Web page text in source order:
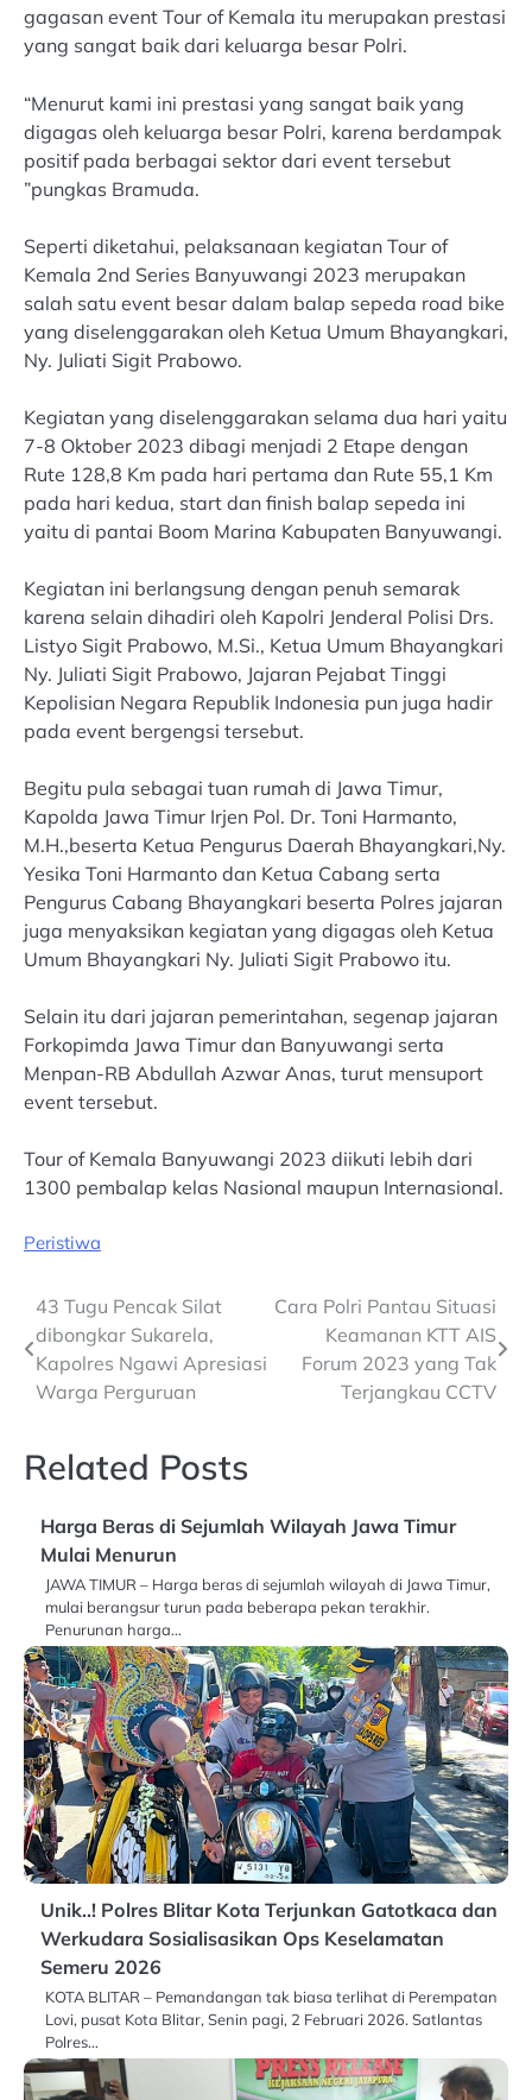
gagasan event Tour of Kemala itu merupakan prestasi
yang sangat baik dari keluarga besar Polri.
“Menurut kami ini prestasi yang sangat baik yang
digagas oleh keluarga besar Polri, karena berdampak
positif pada berbagai sektor dari event tersebut
”pungkas Bramuda.
Seperti diketahui, pelaksanaan kegiatan Tour of
Kemala 2nd Series Banyuwangi 2023 merupakan
salah satu event besar dalam balap sepeda road bike
yang diselenggarakan oleh Ketua Umum Bhayangkari,
Ny. Juliati Sigit Prabowo.
Kegiatan yang diselenggarakan selama dua hari yaitu
7-8 Oktober 2023 dibagi menjadi 2 Etape dengan
Rute 128,8 Km pada hari pertama dan Rute 55,1 Km
pada hari kedua, start dan finish balap sepeda ini
yaitu di pantai Boom Marina Kabupaten Banyuwangi.
Kegiatan ini berlangsung dengan penuh semarak
karena selain dihadiri oleh Kapolri Jenderal Polisi Drs.
Listyo Sigit Prabowo, M.Si., Ketua Umum Bhayangkari
Ny. Juliati Sigit Prabowo, Jajaran Pejabat Tinggi
Kepolisian Negara Republik Indonesia pun juga hadir
pada event bergengsi tersebut.
Begitu pula sebagai tuan rumah di Jawa Timur,
Kapolda Jawa Timur Irjen Pol. Dr. Toni Harmanto,
M.H.,beserta Ketua Pengurus Daerah Bhayangkari,Ny.
Yesika Toni Harmanto dan Ketua Cabang serta
Pengurus Cabang Bhayangkari beserta Polres jajaran
juga menyaksikan kegiatan yang digagas oleh Ketua
Umum Bhayangkari Ny. Juliati Sigit Prabowo itu.
Selain itu dari jajaran pemerintahan, segenap jajaran
Forkopimda Jawa Timur dan Banyuwangi serta
Menpan-RB Abdullah Azwar Anas, turut mensuport
event tersebut.
Tour of Kemala Banyuwangi 2023 diikuti lebih dari
1300 pembalap kelas Nasional maupun Internasional.
Peristiwa
Post
navigation
43 Tugu Pencak Silat
dibongkar Sukarela,
Kapolres Ngawi Apresiasi
Warga Perguruan
Cara Polri Pantau Situasi
Keamanan KTT AIS
Forum 2023 yang Tak
Terjangkau CCTV
Related Posts
Harga Beras di Sejumlah Wilayah Jawa Timur
Mulai Menurun
JAWA TIMUR – Harga beras di sejumlah wilayah di Jawa Timur,
mulai berangsur turun pada beberapa pekan terakhir.
Penurunan harga…
Unik..! Polres Blitar Kota Terjunkan Gatotkaca dan
Werkudara Sosialisasikan Ops Keselamatan
Semeru 2026
KOTA BLITAR – Pemandangan tak biasa terlihat di Perempatan
Lovi, pusat Kota Blitar, Senin pagi, 2 Februari 2026. Satlantas
Polres…